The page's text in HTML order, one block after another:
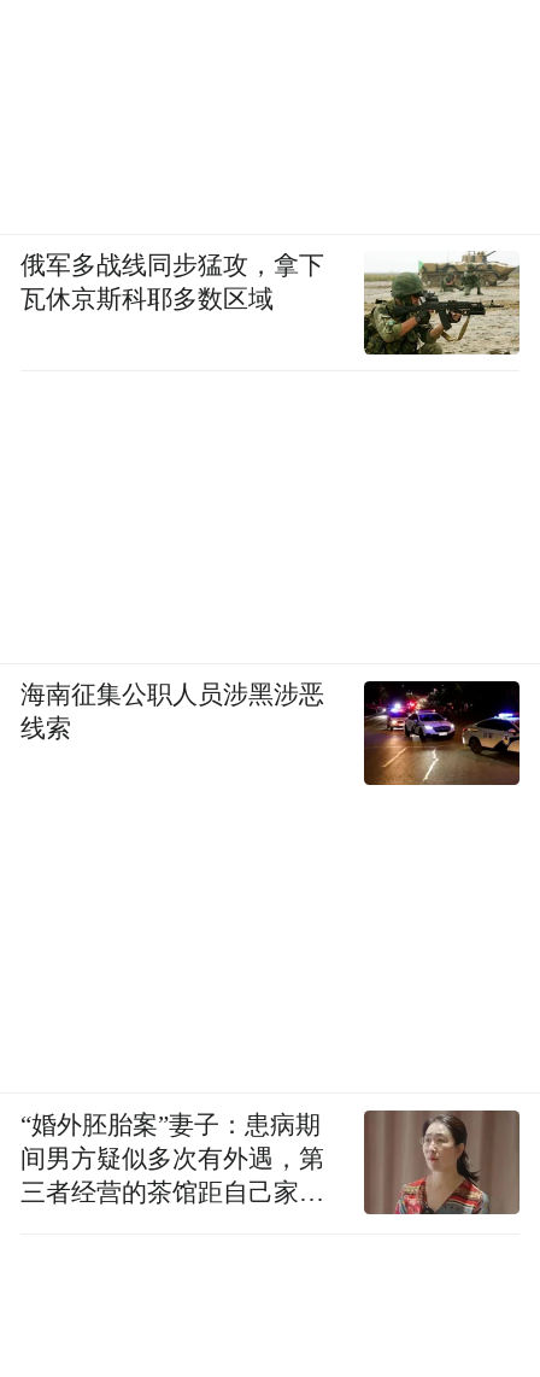
俄军多战线同步猛攻，拿下
瓦休京斯科耶多数区域
海南征集公职人员涉黑涉恶
线索
“婚外胚胎案”妻子：患病期
间男方疑似多次有外遇，第
三者经营的茶馆距自己家步